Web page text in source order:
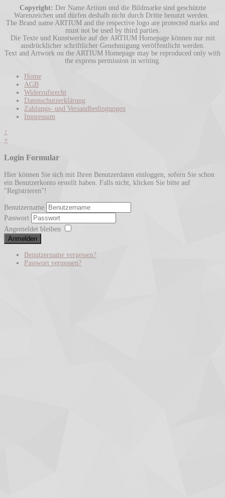
Copyright: Der Name Artium und die Bildmarke sind geschützte
Warenzeichen und dürfen deshalb nicht durch Dritte benutzt werden.
The Brand name ARTIUM and the respective logo are protected marks and
must not be used by third parties.
Die Texte und Kunstwerke auf der ARTIUM Homepage können nur mit
ausdrücklicher schriftlicher Genehmigung veröffentlicht werden.
Text and Artwork on the ARTIUM Homepage may be reproduced only with
the express permission in writing.
Home
AGB
Widerrufsrecht
Datenschutzerklärung
Zahlungs- und Versandbedingungen
Impressum
↑
×
Login Formular
Hier können Sie sich mit Ihren Benutzerdaten einloggen, sofern Sie schon
ein Benutzerkonto erstellt haben. Falls nicht, klicken Sie bitte auf
"Registrieren"!
Benutzername
Passwort
Angemeldet bleiben
Anmelden
Benutzername vergessen?
Passwort vergessen?